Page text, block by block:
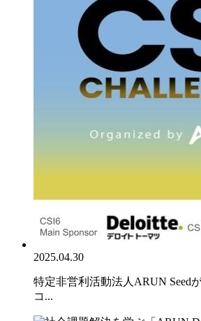
2025.04.30
特定非営利活動法人ARUN Seed
コ...